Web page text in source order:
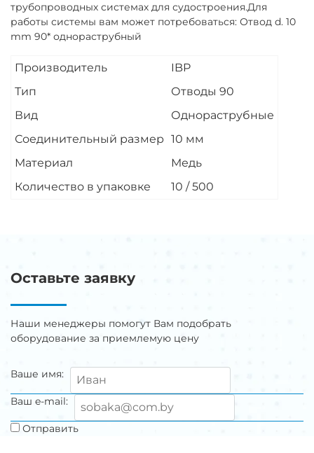
трубопроводных системах для судостроения.Для
работы системы вам может потребоваться: Отвод d. 10
mm 90* однораструбный
Производитель
IBP
Тип
Отводы 90
Вид
Однораструбные
Соединительный размер 10 мм
Материал
Медь
Количество в упаковке
10 / 500
Оставьте заявку
Наши менеджеры помогут Вам подобрать
оборудование за приемлемую цену
Ваше имя:
Ваш e-mail:
Отправить